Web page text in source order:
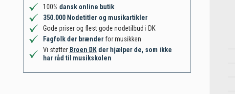
100% dansk online butik
350.000 Nodetitler og musikartikler
Gode priser og flest gode nodetilbud i DK
Fagfolk der brænderfor musikken
Vi støtter Broen DKder hjælper de, som ikke
har råd til musikskolen